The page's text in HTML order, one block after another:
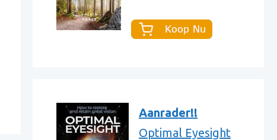
Aanrader!!
Optimal Eyesight